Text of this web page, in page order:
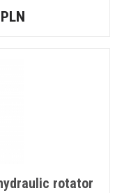
rotator